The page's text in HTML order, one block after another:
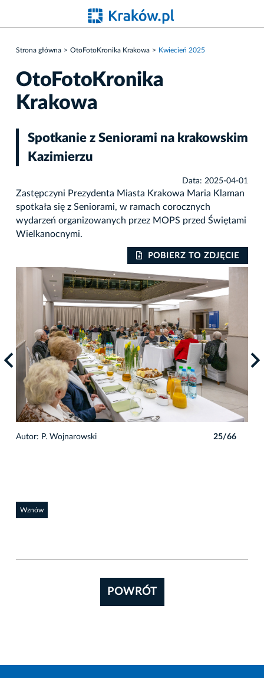
Strona główna OtoFotoKronika Krakowa Kwiecień 2025
OtoFotoKronika
Krakowa
Spotkanie z Seniorami na krakowskim
Kazimierzu
Data: 2025-04-01
Zastępczyni Prezydenta Miasta Krakowa Maria Klaman
spotkała się z Seniorami, w ramach corocznych
wydarzeń organizowanych przez MOPS przed Świętami
Wielkanocnymi.
POBIERZ TO ZDJĘCIE
Autor: P. Wojnarowski 25/66
Wznów
POWRÓT